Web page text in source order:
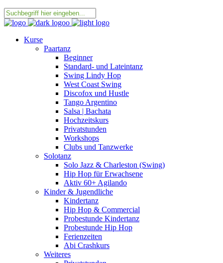
Kurse
Paartanz
Beginner
Standard- und Lateintanz
Swing Lindy Hop
West Coast Swing
Discofox und Hustle
Tango Argentino
Salsa | Bachata
Hochzeitskurs
Privatstunden
Workshops
Clubs und Tanzwerke
Solotanz
Solo Jazz & Charleston (Swing)
Hip Hop für Erwachsene
Aktiv 60+ Agilando
Kinder & Jugendliche
Kindertanz
Hip Hop & Commercial
Probestunde Kindertanz
Probestunde Hip Hop
Ferienzeiten
Abi Crashkurs
Weiteres